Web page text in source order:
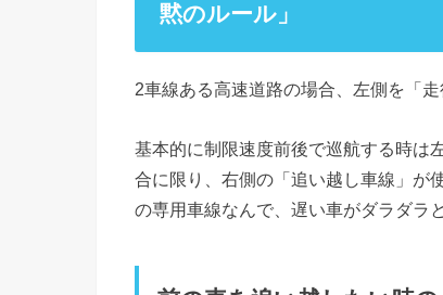
黙のルール」
2車線ある高速道路の場合、左側を「
基本的に制限速度前後で巡航する時は
合に限り、右側の「追い越し車線」が
の専用車線なんで、遅い車がダラダラ